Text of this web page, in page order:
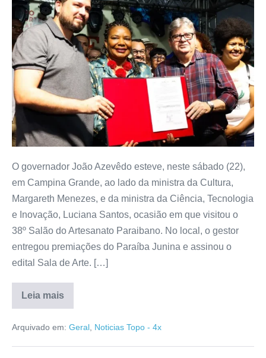
O governador João Azevêdo esteve, neste sábado (22),
em Campina Grande, ao lado da ministra da Cultura,
Margareth Menezes, e da ministra da Ciência, Tecnologia
e Inovação, Luciana Santos, ocasião em que visitou o
38º Salão do Artesanato Paraibano. No local, o gestor
entregou premiações do Paraíba Junina e assinou o
edital Sala de Arte. […]
Leia mais
Arquivado em: Geral, Noticias Topo - 4x